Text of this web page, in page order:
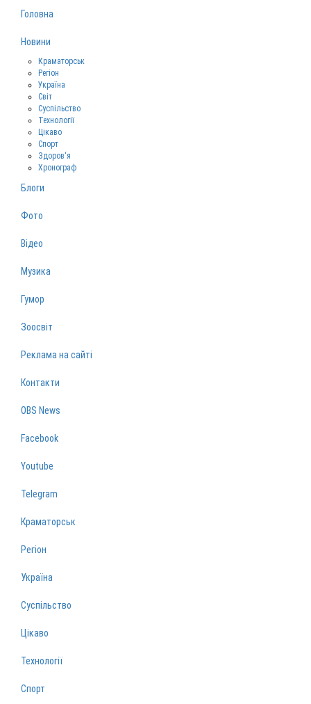
Головна
Новини
Краматорськ
Регіон
Україна
Світ
Суспільство
Технології
Цікаво
Спорт
Здоров‘я
Хронограф
Блоги
Фото
Відео
Музика
Гумор
Зоосвіт
Реклама на сайті
Контакти
OBS News
Facebook
Youtube
Telegram
Краматорськ
Регіон
Україна
Суспільство
Цікаво
Технології
Спорт